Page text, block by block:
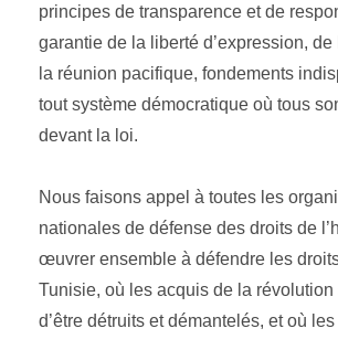
principes de transparence et de
garantie de la liberté d’expression,
la réunion pacifique, fondements
tout système démocratique où tous
devant la loi.
Nous faisons appel à toutes les
nationales de défense des droits de
œuvrer ensemble à défendre les
Tunisie, où les acquis de la révolution
d’être détruits et démantelés, et où